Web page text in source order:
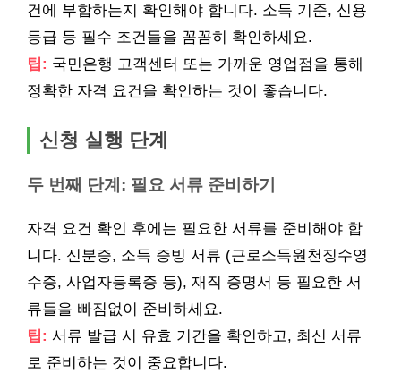
건에 부합하는지 확인해야 합니다. 소득 기준, 신용
등급 등 필수 조건들을 꼼꼼히 확인하세요.
팁: 국민은행 고객센터 또는 가까운 영업점을 통해
정확한 자격 요건을 확인하는 것이 좋습니다.
신청 실행 단계
두 번째 단계: 필요 서류 준비하기
자격 요건 확인 후에는 필요한 서류를 준비해야 합
니다. 신분증, 소득 증빙 서류 (근로소득원천징수영
수증, 사업자등록증 등), 재직 증명서 등 필요한 서
류들을 빠짐없이 준비하세요.
팁: 서류 발급 시 유효 기간을 확인하고, 최신 서류
로 준비하는 것이 중요합니다.